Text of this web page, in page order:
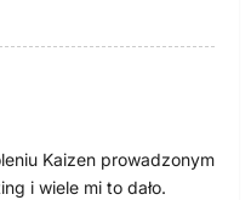
Kaizen prowadzonym
i wiele mi to dało.